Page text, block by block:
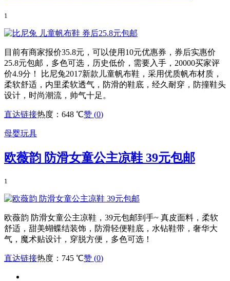
1
目前有商家报价35.8元，可以使用10元优惠券，券后实惠价
25.8元包邮，多色可选，历史低价，需要入手，20000买家评
价4.9分！ 比尼兔2017新款儿童帆布鞋，采用优质帆布材质，
柔软舒适，内里柔软透气，防滑的鞋底，经久耐穿，防撞鞋头
设计，时尚潮流，帅气十足。
直达链接热度：648 ℃赞 (0)
母婴玩具
欧薇韵 防滑女童公主凉鞋 39元包邮
1
欧薇韵 防滑女童公主凉鞋，39元包邮到手~ 真皮面料，柔软
舒适，甜美蝴蝶结装饰，防滑轻便鞋底，水钻鞋带，奢华大
气，魔术贴设计，穿脱方便，多色可选！
直达链接热度：745 ℃赞 (0)